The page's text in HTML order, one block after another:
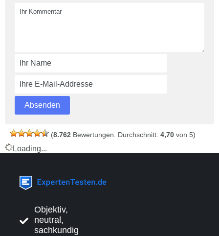
(8.762 Bewertungen. Durchschnitt: 4,70 von 5)
Loading...
Objektiv,
neutral,
sachkundig